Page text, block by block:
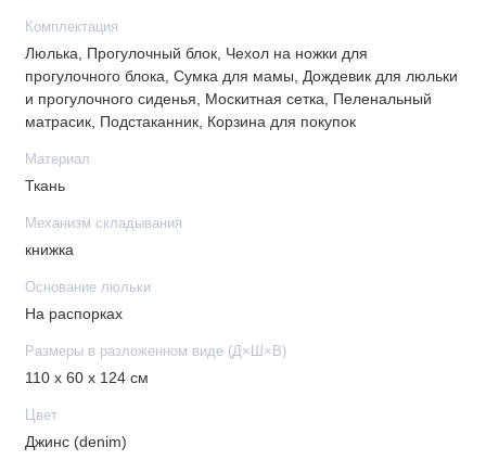
Дождевик
Комплектация
Люлька, Прогулочный блок, Чехол на ножки для
прогулочного блока, Сумка для мамы, Дождевик для люльки
и прогулочного сиденья, Москитная сетка, Пеленальный
матрасик, Подстаканник, Корзина для покупок
Материал
Ткань
Механизм складывания
книжка
Основание люльки
На распорках
Размеры в разложенном виде (Д×Ш×В)
110 x 60 x 124 см
Цвет
Джинс (denim)